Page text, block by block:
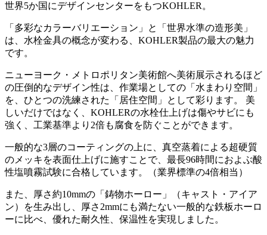
世界5か国にデザインセンターをもつKOHLER。
「多彩なカラーバリエーション」と「世界水準の造形美」
は、水栓金具の概念が変わる、KOHLER製品の最大の魅力
です。
ニューヨーク・メトロポリタン美術館へ美術展示されるほど
の圧倒的なデザイン性は、作業場としての「水まわり空間」
を、ひとつの洗練された「居住空間」として彩ります。 美
しいだけではなく、KOHLERの水栓仕上げは傷やサビにも
強く、工業基準より2倍も腐食を防ぐことができます。
一般的な3層のコーティングの上に、真空蒸着による超硬質
のメッキを表面仕上げに施すことで、最長96時間におよぶ酸
性塩噴霧試験に合格しています。（業界標準の4倍相当）
また、厚さ約10mmの「鋳物ホーロー」（キャスト・アイア
ン）を生み出し、厚さ2mmにも満たない一般的な鉄板ホーロ
ーに比べ、優れた耐久性、保温性を実現しました。